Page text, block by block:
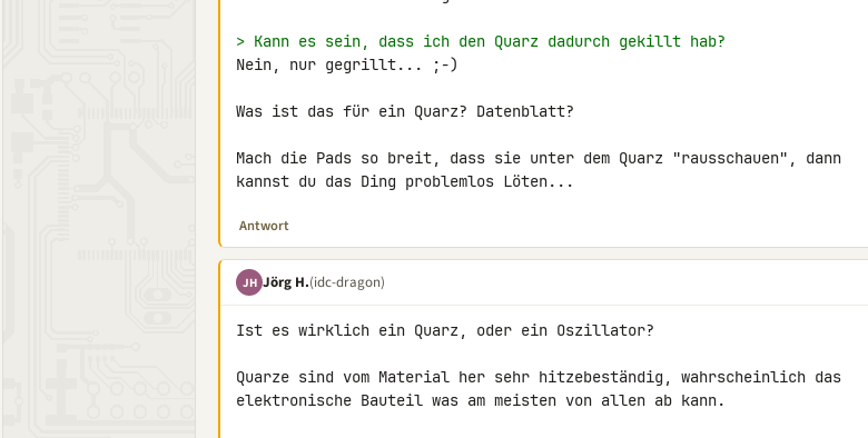
> Kann es sein, dass ich den Quarz dadurch gekillt hab?
Nein, nur gegrillt... ;-)
Was ist das für ein Quarz? Datenblatt?
Mach die Pads so breit, dass sie unter dem Quarz "rausschauen", dann
kannst du das Ding problemlos Löten...
Antwort
JH Jörg H.(idc-dragon)
Ist es wirklich ein Quarz, oder ein Oszillator?
Quarze sind vom Material her sehr hitzebeständig, wahrscheinlich das
elektronische Bauteil was am meisten von allen ab kann.